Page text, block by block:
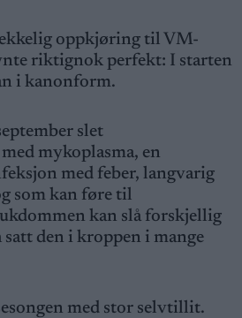
oppkjøring til VM-
riktignok perfekt: I starten
i kanonform.
slet
mykoplasma, en
med feber, langvarig
som kan føre til
kan slå forskjellig
den i kroppen i mange
med stor selvtillit.